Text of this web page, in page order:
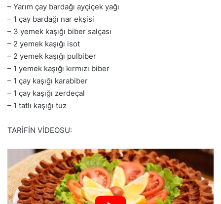
– Yarım çay bardağı ayçiçek yağı
– 1 çay bardağı nar ekşisi
– 3 yemek kaşığı biber salçası
– 2 yemek kaşığı isot
– 2 yemek kaşığı pulbiber
– 1 yemek kaşığı kırmızı biber
– 1 çay kaşığı karabiber
– 1 çay kaşığı zerdeçal
– 1 tatlı kaşığı tuz
TARİFİN VİDEOSU: